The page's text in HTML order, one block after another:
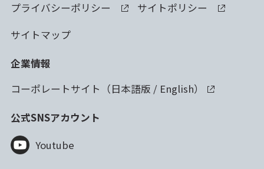
プライバシーポリシー
サイトポリシー
サイトマップ
企業情報
コーポレートサイト（日本語版 / English）
公式SNSアカウント
Youtube